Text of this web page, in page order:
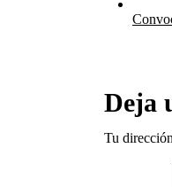
Deja
Tu